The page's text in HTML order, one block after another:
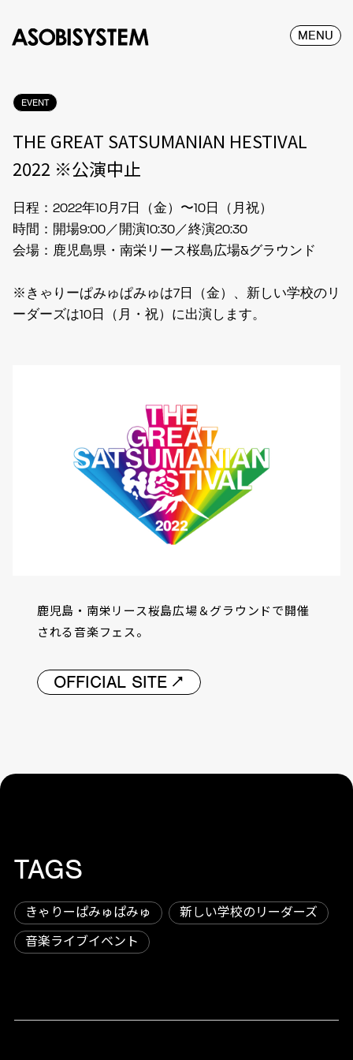
MENU
EVENT
THE GREAT SATSUMANIAN HESTIVAL
2022 ※公演中止
日程：2022年10月7日（金）〜10日（月祝）
時間：開場9:00／開演10:30／終演20:30
会場：鹿児島県・南栄リース桜島広場&グラウンド
※きゃりーぱみゅぱみゅは7日（金）、新しい学校のリ
ーダーズは10日（月・祝）に出演します。
鹿児島・南栄リース桜島広場＆グラウンドで開催
される音楽フェス。
OFFICIAL SITE
TAGS
きゃりーぱみゅぱみゅ
新しい学校のリーダーズ
音楽ライブイベント